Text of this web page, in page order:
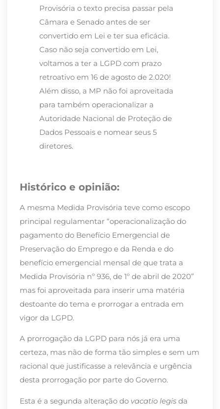
Provisória o texto precisa passar pela
Câmara e Senado antes de ser
convertido em Lei e ter sua eficácia.
Caso não seja convertido em Lei,
voltamos a ter a LGPD com prazo
retroativo em 16 de agosto de 2.020!
Além disso, a MP não foi aproveitada
para também operacionalizar a
Autoridade Nacional de Proteção de
Dados Pessoais e nomear seus 5
diretores.
Histórico e opinião:
A mesma Medida Provisória teve como escopo
principal regulamentar “operacionalização do
pagamento do Benefício Emergencial de
Preservação do Emprego e da Renda e do
benefício emergencial mensal de que trata a
Medida Provisória nº 936, de 1º de abril de 2020”
mas foi aproveitada para inserir uma matéria
destoante do tema e prorrogar a entrada em
vigor da LGPD.
A prorrogação da LGPD para nós já era uma
certeza, mas não de forma tão simples e sem um
racional que justificasse a relevância e urgência
desta prorrogação por parte do Governo.
Esta é a segunda alteração do vacatio legis da